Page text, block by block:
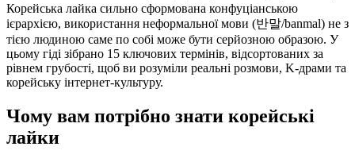
Корейська лайка сильно сформована конфуціанською
ієрархією, використання неформальної мови (반말/banmal) не з
тією людиною саме по собі може бути серйозною образою. У
цьому гіді зібрано 15 ключових термінів, відсортованих за
рівнем грубості, щоб ви розуміли реальні розмови, K-драми та
корейську інтернет-культуру.
Чому вам потрібно знати корейські
лайки